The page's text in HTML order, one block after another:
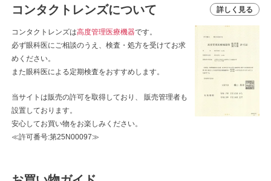
2026/07/31 お知らせ
定期便の売上の一部を日本盲導犬協会へ寄付いたしました。
熊本地震に伴う商品のお届けへの影響について
2026/07/22
コンタクトレンズについて 詳しく見る
コンタクトレンズは高度管理医療機器です。
必ず眼科医にご相談のうえ、検査・処方を受けてお求
めください。
また眼科医による定期検査をおすすめします。
当サイトは販売の許可を取得しており、 販売管理者も
設置しております。
安心してお買い物をお楽しみください。
≪許可番号:第25N00097≫